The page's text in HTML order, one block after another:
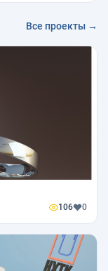
Все проекты →
106 0